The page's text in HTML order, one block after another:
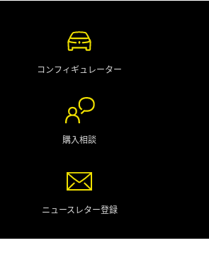
コンフィギュレーター
購入相談
ニュースレター登録